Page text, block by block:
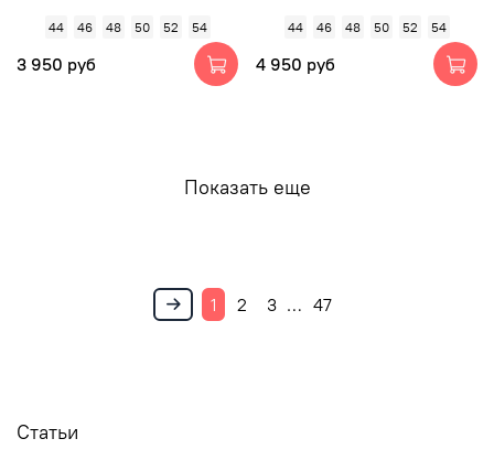
44 46 48 50 52 54
3 950 руб
44 46 48 50 52 54
4 950 руб
Показать еще
1 2 3 … 47
Статьи